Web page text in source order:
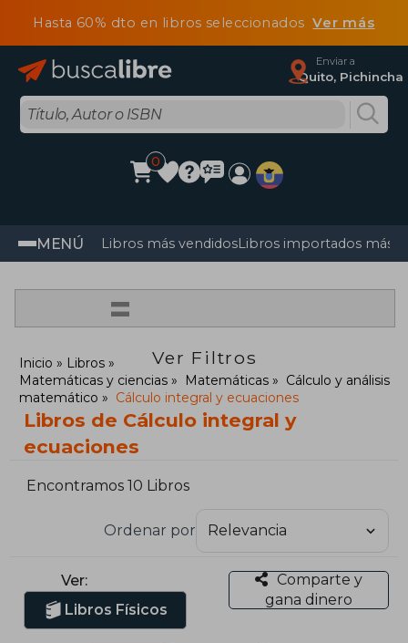
Hasta 60% dto en libros seleccionadosVer más
Enviar a
Quito, Pichincha
0
MENÚ Libros más vendidosLibros importados más
=
Ver Filtros
Inicio
Libros
Matemáticas y ciencias
Matemáticas
Cálculo y análisis
matemático
Cálculo integral y ecuaciones
Libros de Cálculo integral y
ecuaciones
Encontramos 10 Libros
Ordenar por
Ver:
Libros Físicos
Comparte y
gana dinero